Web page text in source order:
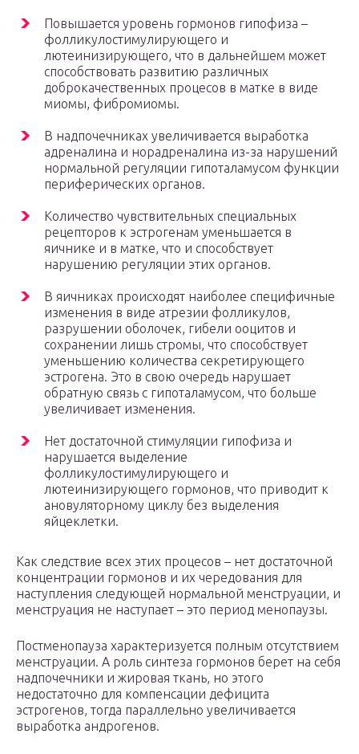
Повышается уровень гормонов гипофиза –
фолликулостимулирующего и
лютеинизирующего, что в дальнейшем может
способствовать развитию различных
доброкачественных процесов в матке в виде
миомы, фибромиомы.
В надпочечниках увеличивается выработка
адреналина и норадреналина из-за нарушений
нормальной регуляции гипоталамусом функции
периферических органов.
Количество чувствительных специальных
рецепторов к эстрогенам уменьшается в
яичнике и в матке, что и способствует
нарушению регуляции этих органов.
В яичниках происходят наиболее специфичные
изменения в виде атрезии фолликулов,
разрушении оболочек, гибели ооцитов и
сохранении лишь стромы, что способствует
уменьшению количества секретирующего
эстрогена. Это в свою очередь нарушает
обратную связь с гипоталамусом, что больше
увеличивает изменения.
Нет достаточной стимуляции гипофиза и
нарушается выделение
фолликулостимулирующего и
лютеинизирующего гормонов, что приводит к
ановуляторному циклу без выделения
яйцеклетки.
Как следствие всех этих процесов – нет достаточной
концентрации гормонов и их чередования для
наступления следующей нормальной менструации, и
менструация не наступает – это период менопаузы.
Постменопауза характеризуется полным отсутствием
менструации. А роль синтеза гормонов берет на себя
надпочечники и жировая ткань, но этого
недостаточно для компенсации дефицита
эстрогенов, тогда параллельно увеличивается
выработка андрогенов.